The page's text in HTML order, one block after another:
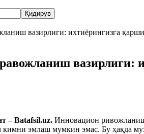
вазирлиги:
– Batafsil.uz. Инновацион
кимни эмлаш мумкин эмас. Бу ҳақда